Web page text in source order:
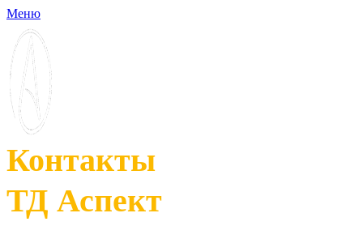
Меню
Контакты
ТД Аспект